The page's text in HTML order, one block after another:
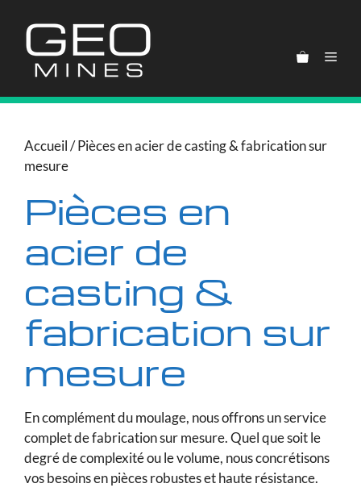
contenu
Accueil/ Pièces en acier de casting & fabrication sur
mesure
Pièces en
acier de
casting &
fabrication sur
mesure
En complément du moulage, nous offrons un service
complet de fabrication sur mesure. Quel que soit le
degré de complexité ou le volume, nous concrétisons
vos besoins en pièces robustes et haute résistance.